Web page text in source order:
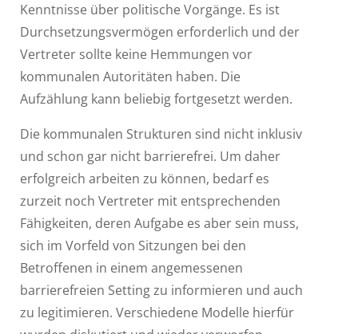
Kenntnisse über politische Vorgänge. Es ist
Durchsetzungsvermögen erforderlich und der
Vertreter sollte keine Hemmungen vor
kommunalen Autoritäten haben. Die
Aufzählung kann beliebig fortgesetzt werden.
Die kommunalen Strukturen sind nicht inklusiv
und schon gar nicht barrierefrei. Um daher
erfolgreich arbeiten zu können, bedarf es
zurzeit noch Vertreter mit entsprechenden
Fähigkeiten, deren Aufgabe es aber sein muss,
sich im Vorfeld von Sitzungen bei den
Betroffenen in einem angemessenen
barrierefreien Setting zu informieren und auch
zu legitimieren. Verschiedene Modelle hierfür